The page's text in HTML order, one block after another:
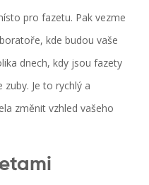
pro fazetu. Pak vezme
kde budou vaše
dnech, kdy jsou fazety
Je to rychlý a
změnit vzhled vašeho